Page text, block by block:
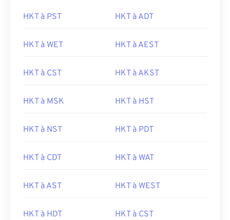
HKT à PST HKT à ADT
HKT à WET HKT à AEST
HKT à CST HKT à AKST
HKT à MSK HKT à HST
HKT à NST HKT à PDT
HKT à CDT HKT à WAT
HKT à AST HKT à WEST
HKT à HDT HKT à CST